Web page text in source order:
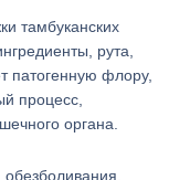
тамбуканских
рута,
патогенную флору,
процесс,
органа.